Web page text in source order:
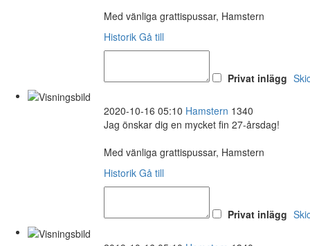
Med vänliga grattispussar, Hamstern
Historik Gå till
Privat inlägg
2020-10-16 05:10 Hamstern 1340
Jag önskar dig en mycket fin 27-årsdag!
Med vänliga grattispussar, Hamstern
Historik Gå till
Privat inlägg